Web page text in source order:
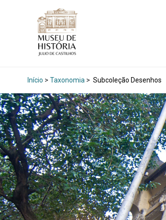
Início > Taxonomia > Subcoleção Desenhos